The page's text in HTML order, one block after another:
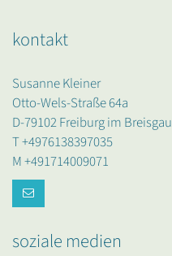
kontakt
Susanne Kleiner
Otto-Wels-Straße 64a
D-79102 Freiburg im Breisgau
T +4976138397035
M +491714009071
soziale medien